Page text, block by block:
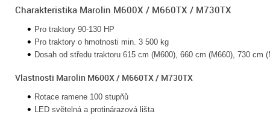
Charakteristika Marolin M600X / M660TX / M730TX
Pro traktory 90-130 HP
Pro traktory o hmotnosti min. 3 500 kg
Dosah od středu traktoru 615 cm (M600), 660 cm (M660), 730 cm
Vlastnosti Marolin M600X / M660TX / M730TX
Rotace ramene 100 stupňů
LED světelná a protinárazová lišta